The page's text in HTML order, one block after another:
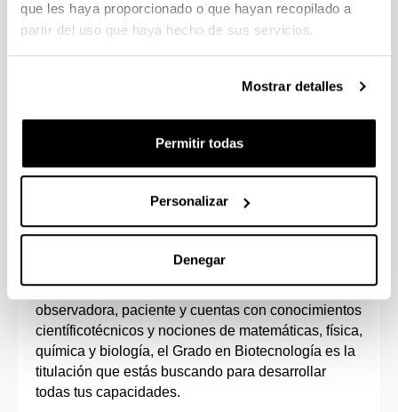
que les haya proporcionado o que hayan recopilado a
partir del uso que haya hecho de sus servicios.
Mostrar detalles
Permitir todas
Personalizar
Denegar
Transversalidad que proporciona esta
Facultad, con titulaciones científicas muy
diversas.
La formación obtenida te proporcionará una
en el ámbito empresarial e investigador.
Perfil de ingreso
Si tienes vocación investigadora, te motiva el
trabajo en el laboratorio, eres una persona
observadora, paciente y cuentas con conocimientos
científicotécnicos y nociones de matemáticas, física,
química y biología, el Grado en Biotecnología es la
titulación que estás buscando para desarrollar
todas tus capacidades.